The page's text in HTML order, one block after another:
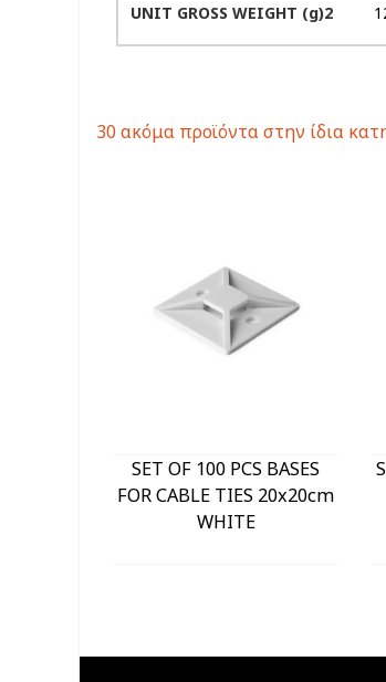
UNIT GROSS WEIGHT (g)2
30 ακόμα προϊόντα στην ίδια
SET OF 100 PCS BASES
FOR CABLE TIES 20x20cm
WHITE